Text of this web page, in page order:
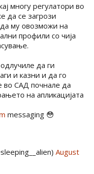
многу регулатори во
да се загрози
му овозможи на
профили со чија
одлучиле да ги
и казни и да го
во САД почнале да
на апликацијата
messaging 😳
August